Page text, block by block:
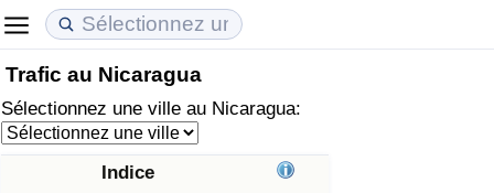
Trafic au Nicaragua
Sélectionnez une ville au Nicaragua:
Indice
Coût de la vie
Indice du Coût de la Vie (Actuel)
Prix de l'immobilier
Indice des Prix de l'immobilier (Actuel)
Qualité de Vie
Indice de Qualité de Vie